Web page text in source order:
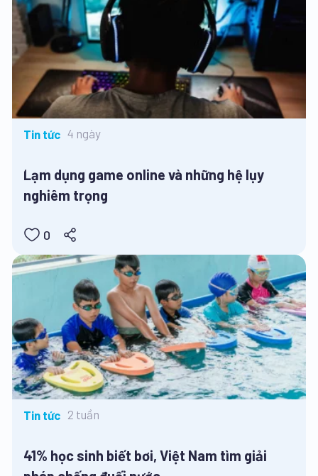
Tin tức 4 ngày
Lạm dụng game online và những hệ lụy
nghiêm trọng
0
Tin tức 2 tuần
41% học sinh biết bơi, Việt Nam tìm giải